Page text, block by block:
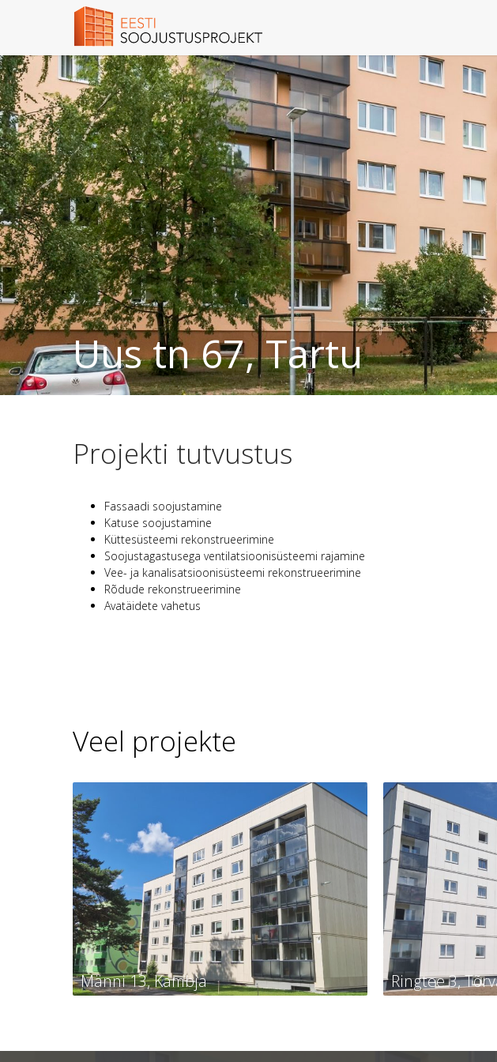
Uus tn 67, Tartu
Projekti tutvustus
Fassaadi soojustamine
Katuse soojustamine
Küttesüsteemi rekonstrueerimine
Soojustagastusega ventilatsioonisüsteemi rajamine
Vee- ja kanalisatsioonisüsteemi rekonstrueerimine
Rõdude rekonstrueerimine
Avatäidete vahetus
Veel projekte
Männi 13, Kambja Ringtee 3,